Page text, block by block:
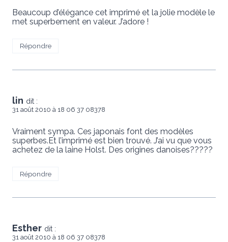
Beaucoup d’élégance cet imprimé et la jolie modèle le
met superbement en valeur. J’adore !
Répondre
lin dit :
31 août 2010 à 18 06 37 08378
Vraiment sympa. Ces japonais font des modèles
superbes.Et l’imprimé est bien trouvé. J’ai vu que vous
achetez de la laine Holst. Des origines danoises?????
Répondre
Esther dit :
31 août 2010 à 18 06 37 08378